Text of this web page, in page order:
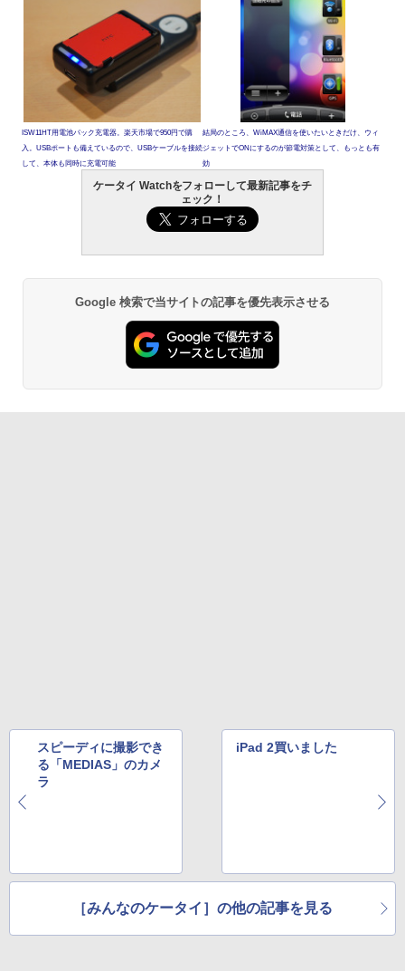
ISW11HT用電池パック充電器。楽天市場で950円で購
入。USBポートも備えているので、USBケーブルを接続
して、本体も同時に充電可能
結局のところ、WiMAX通信を使いたいときだけ、ウィ
ジェットでONにするのが節電対策として、もっとも有
効
ケータイ Watchをフォローして最新記事をチ
ェック！
Google 検索で当サイトの記事を優先表示させる
スピーディに撮影でき
る「MEDIAS」のカメ
ラ
iPad 2買いました
［みんなのケータイ］の他の記事を見る